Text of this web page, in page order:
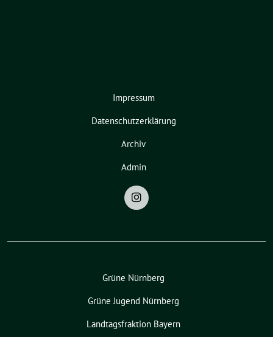
Impressum
Datenschutzerklärung
Archiv
Admin
Grüne Nürnberg
Grüne Jugend Nürnberg
Landtagsfraktion Bayern